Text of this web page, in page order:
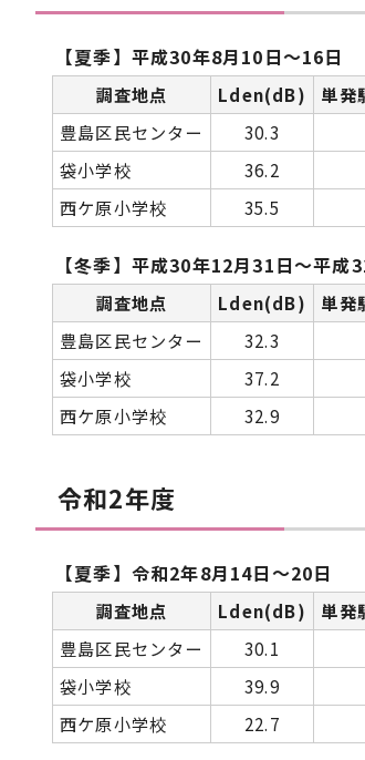
【夏季】平成30年8月10日～16日
調査地点 Lden(dB) 単発
豊島区民センター
30.3
袋小学校
36.2
西ケ原小学校
35.5
【冬季】平成30年12月31日～平成
調査地点 Lden(dB) 単発
豊島区民センター
32.3
袋小学校
37.2
西ケ原小学校
32.9
令和2年度
【夏季】令和2年8月14日～20日
調査地点 Lden(dB) 単発
豊島区民センター
30.1
袋小学校
39.9
西ケ原小学校
22.7